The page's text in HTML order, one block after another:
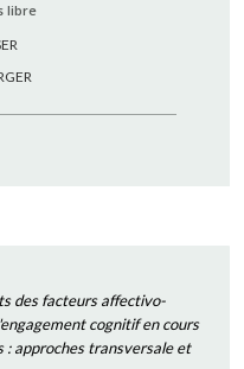
libre
des facteurs affectivo-
cognitif en cours
: approches transversale et